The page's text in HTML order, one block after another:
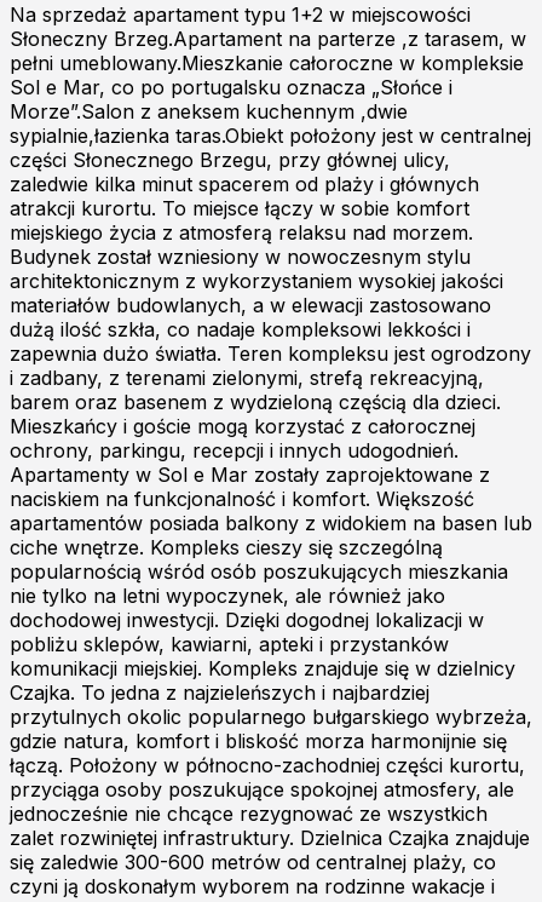
Na sprzedaż apartament typu 1+2 w miejscowości
Słoneczny Brzeg.Apartament na parterze ,z tarasem, w
pełni umeblowany.Mieszkanie całoroczne w kompleksie
Sol e Mar, co po portugalsku oznacza „Słońce i
Morze”.Salon z aneksem kuchennym ,dwie
sypialnie,łazienka taras.Obiekt położony jest w centralnej
części Słonecznego Brzegu, przy głównej ulicy,
zaledwie kilka minut spacerem od plaży i głównych
atrakcji kurortu. To miejsce łączy w sobie komfort
miejskiego życia z atmosferą relaksu nad morzem.
Budynek został wzniesiony w nowoczesnym stylu
architektonicznym z wykorzystaniem wysokiej jakości
materiałów budowlanych, a w elewacji zastosowano
dużą ilość szkła, co nadaje kompleksowi lekkości i
zapewnia dużo światła. Teren kompleksu jest ogrodzony
i zadbany, z terenami zielonymi, strefą rekreacyjną,
barem oraz basenem z wydzieloną częścią dla dzieci.
Mieszkańcy i goście mogą korzystać z całorocznej
ochrony, parkingu, recepcji i innych udogodnień.
Apartamenty w Sol e Mar zostały zaprojektowane z
naciskiem na funkcjonalność i komfort. Większość
apartamentów posiada balkony z widokiem na basen lub
ciche wnętrze. Kompleks cieszy się szczególną
popularnością wśród osób poszukujących mieszkania
nie tylko na letni wypoczynek, ale również jako
dochodowej inwestycji. Dzięki dogodnej lokalizacji w
pobliżu sklepów, kawiarni, apteki i przystanków
komunikacji miejskiej. Kompleks znajduje się w dzielnicy
Czajka. To jedna z najzieleńszych i najbardziej
przytulnych okolic popularnego bułgarskiego wybrzeża,
gdzie natura, komfort i bliskość morza harmonijnie się
łączą. Położony w północno-zachodniej części kurortu,
przyciąga osoby poszukujące spokojnej atmosfery, ale
jednocześnie nie chcące rezygnować ze wszystkich
zalet rozwiniętej infrastruktury. Dzielnica Czajka znajduje
się zaledwie 300-600 metrów od centralnej plaży, co
czyni ją doskonałym wyborem na rodzinne wakacje i